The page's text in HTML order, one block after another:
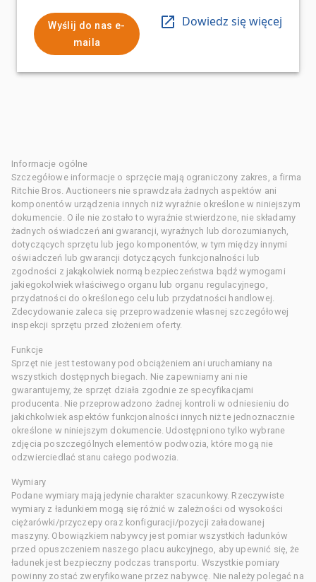
Wyślij do nas e-
maila
Dowiedz się więcej
Informacje ogólne
Szczegółowe informacje o sprzęcie mają ograniczony zakres, a firma
Ritchie Bros. Auctioneers nie sprawdzała żadnych aspektów ani
komponentów urządzenia innych niż wyraźnie określone w niniejszym
dokumencie. O ile nie zostało to wyraźnie stwierdzone, nie składamy
żadnych oświadczeń ani gwarancji, wyraźnych lub dorozumianych,
dotyczących sprzętu lub jego komponentów, w tym między innymi
oświadczeń lub gwarancji dotyczących funkcjonalności lub
zgodności z jakąkolwiek normą bezpieczeństwa bądź wymogami
jakiegokolwiek właściwego organu lub organu regulacyjnego,
przydatności do określonego celu lub przydatności handlowej.
Zdecydowanie zaleca się przeprowadzenie własnej szczegółowej
inspekcji sprzętu przed złożeniem oferty.
Funkcje
Sprzęt nie jest testowany pod obciążeniem ani uruchamiany na
wszystkich dostępnych biegach. Nie zapewniamy ani nie
gwarantujemy, że sprzęt działa zgodnie ze specyfikacjami
producenta. Nie przeprowadzono żadnej kontroli w odniesieniu do
jakichkolwiek aspektów funkcjonalności innych niż te jednoznacznie
określone w niniejszym dokumencie. Udostępniono tylko wybrane
zdjęcia poszczególnych elementów podwozia, które mogą nie
odzwierciedlać stanu całego podwozia.
Wymiary
Podane wymiary mają jedynie charakter szacunkowy. Rzeczywiste
wymiary z ładunkiem mogą się różnić w zależności od wysokości
ciężarówki/przyczepy oraz konfiguracji/pozycji załadowanej
maszyny. Obowiązkiem nabywcy jest pomiar wszystkich ładunków
przed opuszczeniem naszego placu aukcyjnego, aby upewnić się, że
ładunek jest bezpieczny podczas transportu. Wszystkie pomiary
powinny zostać zweryfikowane przez nabywcę. Nie należy polegać na